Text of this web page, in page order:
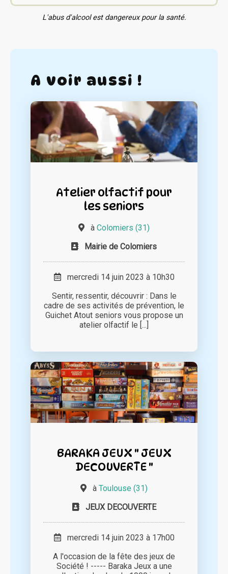
L'abus d'alcool est dangereux pour la santé.
A voir aussi !
Atelier olfactif pour
les seniors
à Colomiers (31)
Mairie de Colomiers
mercredi 14 juin 2023 à 10h30
Sentir, ressentir, découvrir : Dans le
cadre de ses activités de prévention, le
Guichet Atout seniors vous propose un
atelier olfactif le [...]
BARAKA JEUX " JEUX
DECOUVERTE "
à Toulouse (31)
JEUX DECOUVERTE
mercredi 14 juin 2023 à 17h00
A l'occasion de la fête des jeux de
Société ! ----- Baraka Jeux a une